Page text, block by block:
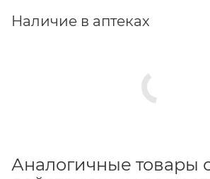
Наличие в аптеках
Аналогичные товары